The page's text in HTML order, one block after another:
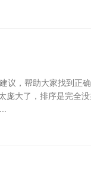
议，帮助大家找到正
庞大了，排序是完全